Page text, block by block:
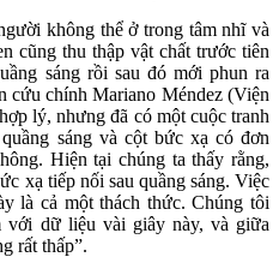
không thể ở trong tâm nhĩ và
cũng thu thập vật chất trước tiên
sáng rồi sau đó mới phun ra
cứu chính Mariano Méndez (Viện
lý, nhưng đã có một cuộc tranh
sáng và cột bức xạ có đơn
Hiện tại chúng ta thấy rằng,
xạ tiếp nối sau quầng sáng. Việc
là cả một thách thức. Chúng tôi
với dữ liệu vài giây này, và giữa
rất thấp”.